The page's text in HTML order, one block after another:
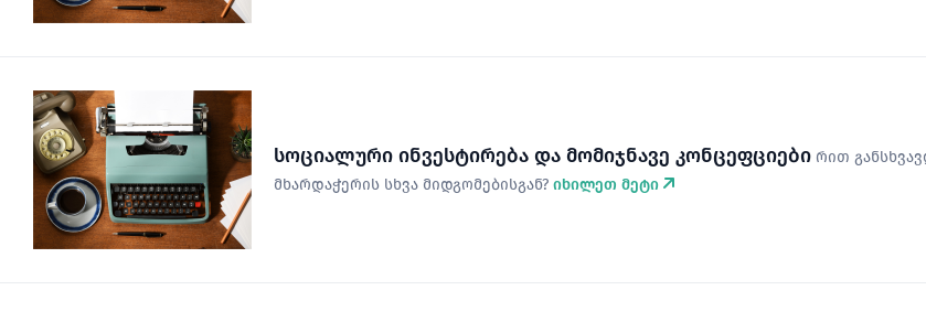
სოციალური ინვესტირება და მომიჯნავე კონცეფციები რით
მხარდაჭერის სხვა მიდგომებისგან? იხილეთ მეტი